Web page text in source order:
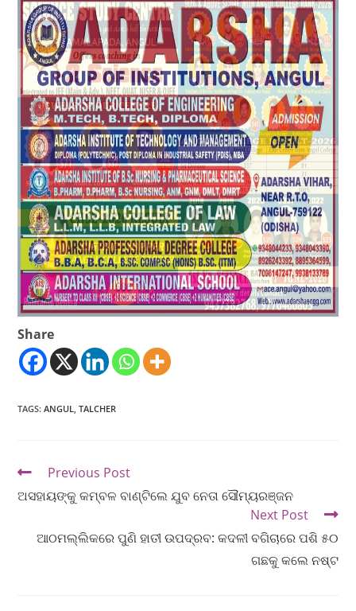
Share
TAGS:ANGUL TALCHER
Previous Post
ଅସହାୟଙ୍କୁ କମ୍ବଳ ବାଣ୍ଟିଲେ ଯୁବ ନେତା ସୌମ୍ୟରଞ୍ଜନ
Next Post
ଆଠମଲ୍ଲିକରେ ପୁଣି ହାତୀ ଉପଦ୍ରବ: କଦଳୀ ବଗିଚାରେ ପଶି ୫୦
ଗଛକୁ କଲେ ନଷ୍ଟ